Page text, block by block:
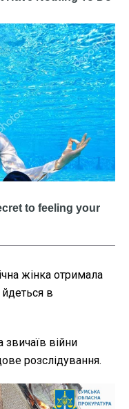
жінка отримала
йдеться в
війни
розслідування.